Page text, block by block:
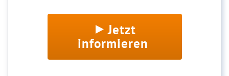
Jetzt
informieren